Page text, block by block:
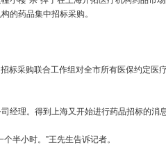
的药品集中招标采购。
采购联合工作组对全市所有医保约定医
理。得到上海又开始进行药品招标的消息
半小时。”王先生告诉记者。